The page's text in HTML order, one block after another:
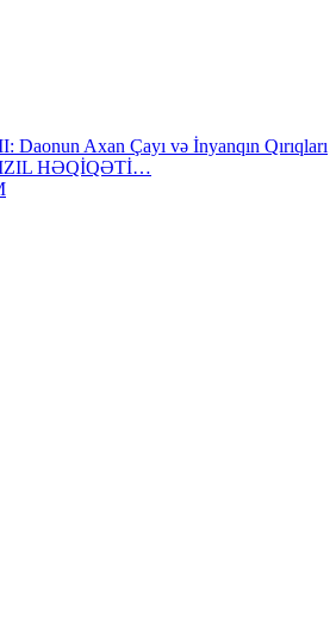
Daonun Axan Çayı və İnyanqın Qırıqları
HƏQİQƏTİ…